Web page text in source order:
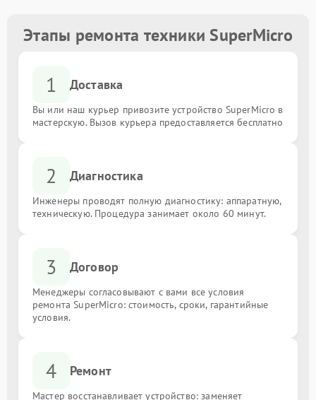
Этапы ремонта техники SuperMicro
1 Доставка
Вы или наш курьер привозите устройство SuperMicro в
мастерскую. Вызов курьера предоставляется бесплатно
2 Диагностика
Инженеры проводят полную диагностику: аппаратную,
техническую. Процедура занимает около 60 минут.
3 Договор
Менеджеры согласовывают с вами все условия
ремонта SuperMicro: стоимость, сроки, гарантийные
условия.
4 Ремонт
Мастер восстанавливает устройство: заменяет